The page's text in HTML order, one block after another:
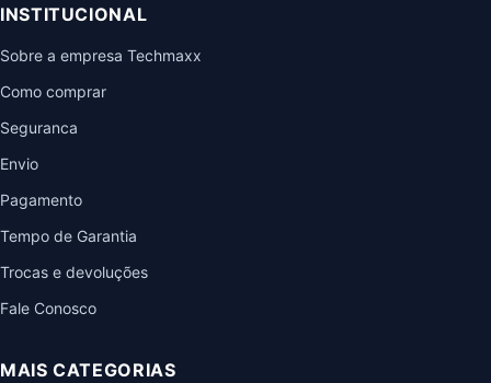
INSTITUCIONAL
Sobre a empresa Techmaxx
Como comprar
Seguranca
Envio
Pagamento
Tempo de Garantia
Trocas e devoluções
Fale Conosco
MAIS CATEGORIAS